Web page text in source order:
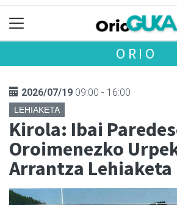
ORIO
2026/07/19 09:00 - 16:00
LEHIAKETA
Kirola: Ibai
Oroimenezko
Arrantza Lehiaketa